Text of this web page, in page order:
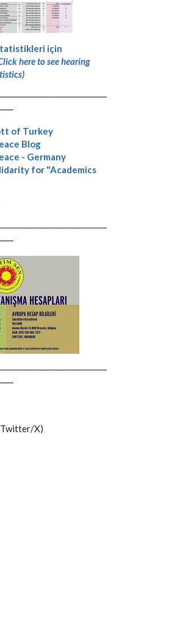
için
here to see hearing
of Turkey
Blog
- Germany
for "Academics
X)